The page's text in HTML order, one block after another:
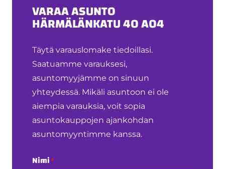
VARAA ASUNTO
HÄRMÄLÄNKATU 40 A04
Täytä varauslomake tiedoillasi.
Saatuamme varauksesi,
asuntomyyjämme on sinuun
yhteydessä. Mikäli asuntoon ei ole
aiempia varauksia, voit sopia
asuntokauppojen ajankohdan
asuntomyyntimme kanssa.
Nimi*